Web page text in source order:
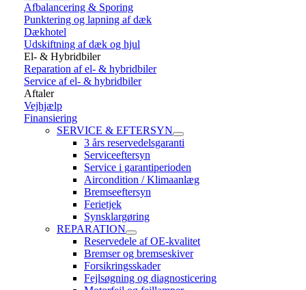
Afbalancering & Sporing
Punktering og lapning af dæk
Dækhotel
Udskiftning af dæk og hjul
El- & Hybridbiler
Reparation af el- & hybridbiler
Service af el- & hybridbiler
Aftaler
Vejhjælp
Finansiering
SERVICE & EFTERSYN
3 års reservedelsgaranti
Serviceeftersyn
Service i garantiperioden
Aircondition / Klimaanlæg
Bremseeftersyn
Ferietjek
Synsklargøring
REPARATION
Reservedele af OE-kvalitet
Bremser og bremseskiver
Forsikringsskader
Fejlsøgning og diagnosticering